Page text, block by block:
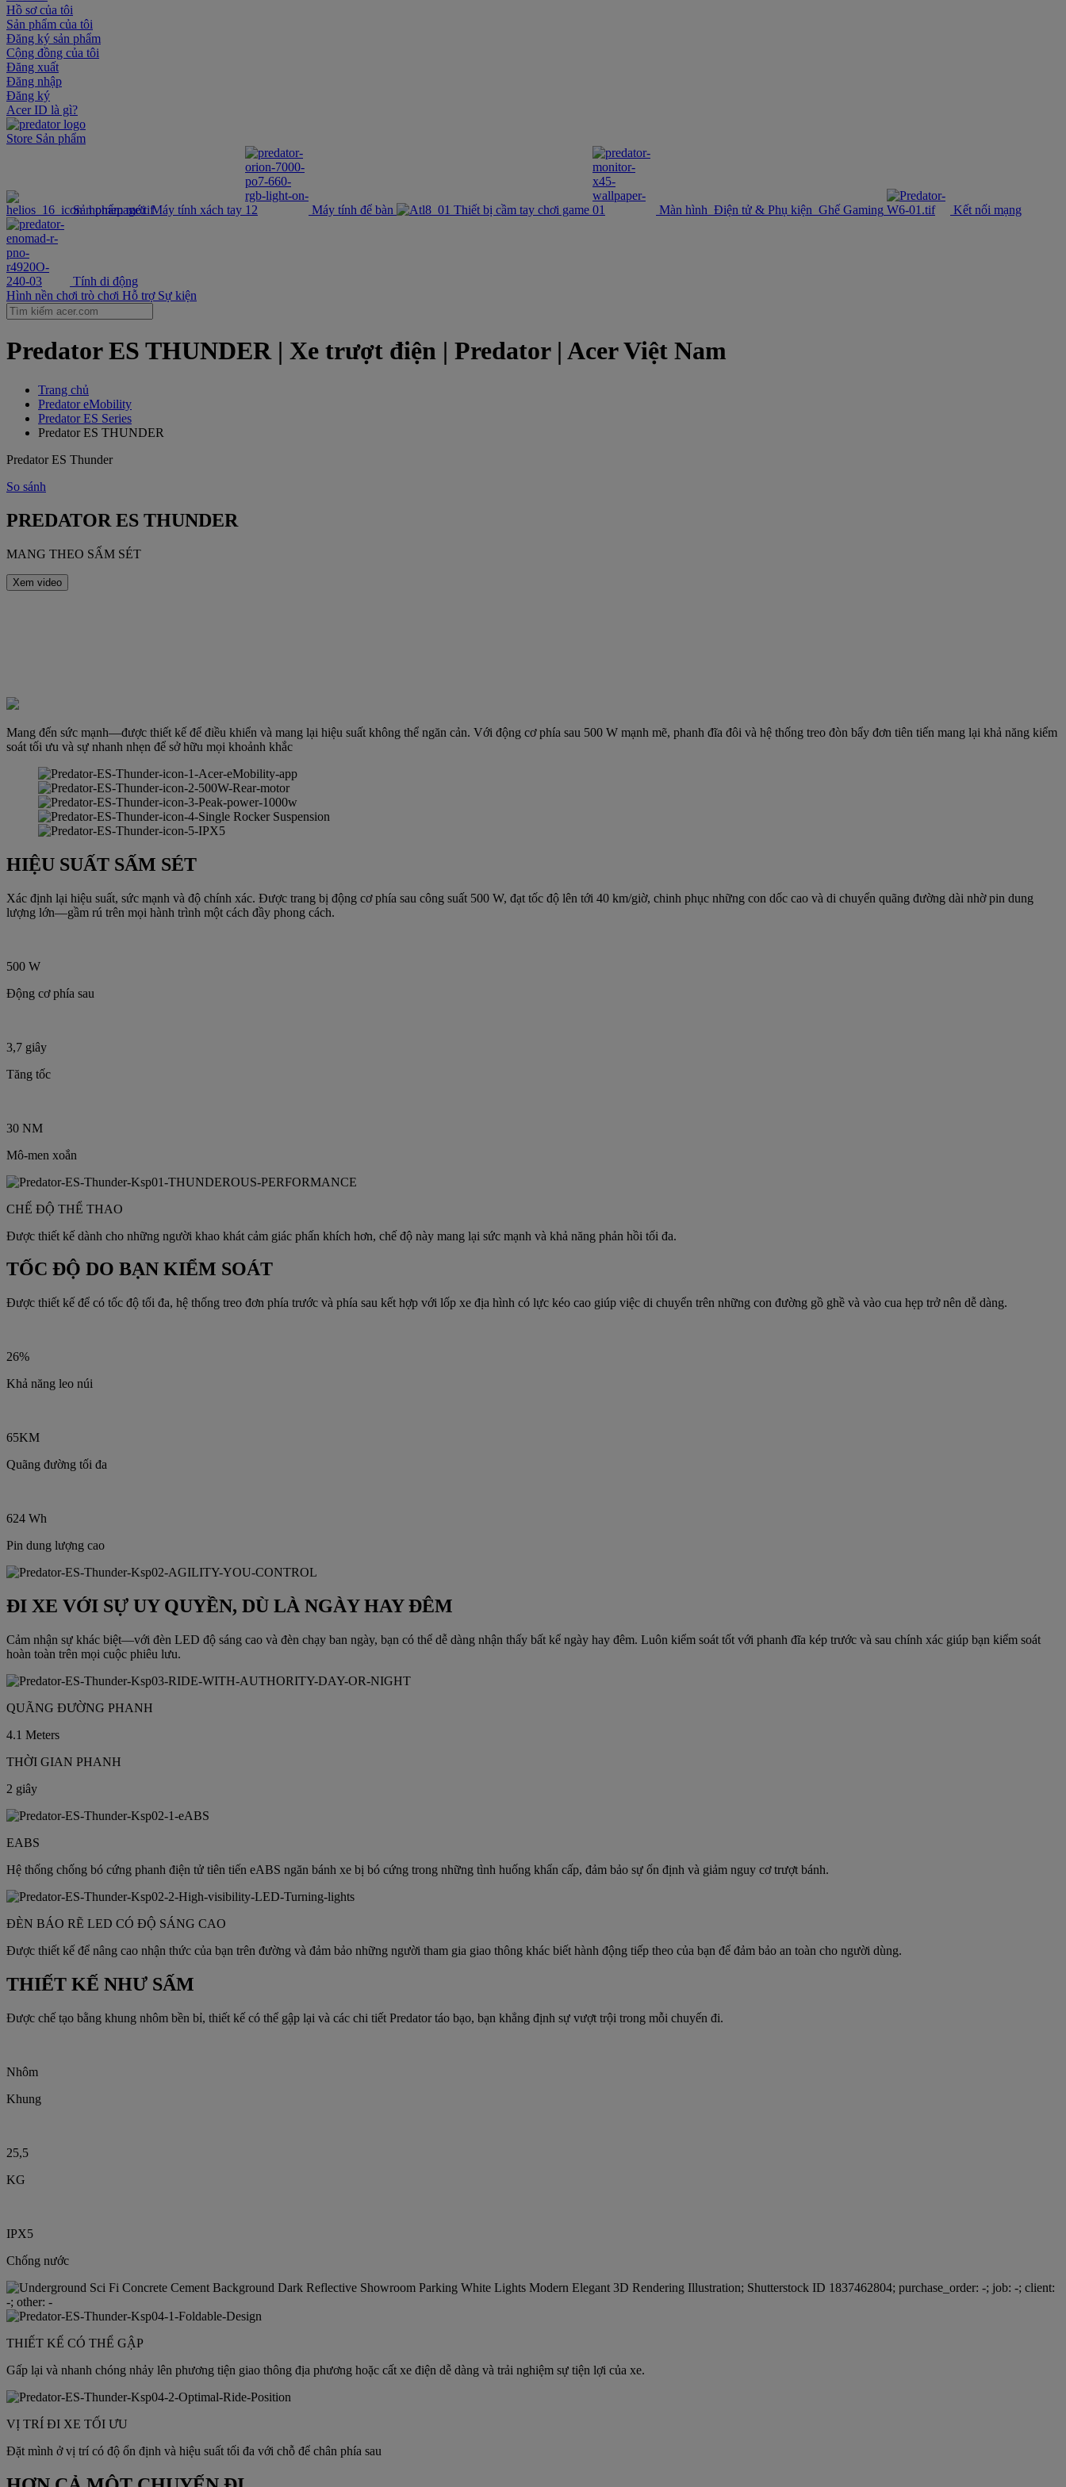
Hồ sơ của tôi
Sản phẩm của tôi
Đăng ký sản phẩm
Cộng đồng của tôi
Đăng xuất
Đăng nhập
Đăng ký
Acer ID là gì?
Store Sản phẩm
Sản phẩm mới Máy tính xách tay Máy tính để bàn Thiết bị cầm tay chơi game Màn hình Điện tử & Phụ kiện Ghế Gaming Kết nối mạng
Tính di động
Hình nền chơi trò chơi Hỗ trợ Sự kiện
Predator ES THUNDER | Xe trượt điện | Predator | Acer Việt Nam
Trang chủ
‌Predator eMobility
Predator ES Series
Predator ES THUNDER
Predator ES Thunder
So sánh
PREDATOR ES THUNDER
MANG THEO SẤM SÉT
Xem video
Mang đến sức mạnh—được thiết kế để điều khiển và mang lại hiệu suất không thể ngăn cản. Với động cơ phía sau 500 W mạnh mẽ, phanh đĩa đôi và hệ thống treo đòn bẩy đơn tiên tiến mang lại khả năng kiểm
soát tối ưu và sự nhanh nhẹn để sở hữu mọi khoảnh khắc
HIỆU SUẤT SẤM SÉT
Xác định lại hiệu suất, sức mạnh và độ chính xác. Được trang bị động cơ phía sau công suất 500 W, đạt tốc độ lên tới 40 km/giờ, chinh phục những con dốc cao và di chuyển quãng đường dài nhờ pin dung
lượng lớn—gầm rú trên mọi hành trình một cách đầy phong cách.
500 W
Động cơ phía sau
3,7 giây
Tăng tốc
30 NM
Mô-men xoắn
CHẾ ĐỘ THỂ THAO
Được thiết kế dành cho những người khao khát cảm giác phấn khích hơn, chế độ này mang lại sức mạnh và khả năng phản hồi tối đa.
TỐC ĐỘ DO BẠN KIỂM SOÁT
Được thiết kế để có tốc độ tối đa, hệ thống treo đơn phía trước và phía sau kết hợp với lốp xe địa hình có lực kéo cao giúp việc di chuyển trên những con đường gồ ghề và vào cua hẹp trở nên dễ dàng.
26%
Khả năng leo núi
65KM
Quãng đường tối đa
624 Wh
Pin dung lượng cao
ĐI XE VỚI SỰ UY QUYỀN, DÙ LÀ NGÀY HAY ĐÊM
Cảm nhận sự khác biệt—với đèn LED độ sáng cao và đèn chạy ban ngày, bạn có thể dễ dàng nhận thấy bất kể ngày hay đêm. Luôn kiểm soát tốt với phanh đĩa kép trước và sau chính xác giúp bạn kiểm soát
hoàn toàn trên mọi cuộc phiêu lưu.
QUÃNG ĐƯỜNG PHANH
4.1 Meters
THỜI GIAN PHANH
2 giây
EABS
Hệ thống chống bó cứng phanh điện tử tiên tiến eABS ngăn bánh xe bị bó cứng trong những tình huống khẩn cấp, đảm bảo sự ổn định và giảm nguy cơ trượt bánh.
ĐÈN BÁO RẼ LED CÓ ĐỘ SÁNG CAO
Được thiết kế để nâng cao nhận thức của bạn trên đường và đảm bảo những người tham gia giao thông khác biết hành động tiếp theo của bạn để đảm bảo an toàn cho người dùng.
THIẾT KẾ NHƯ SẤM
Được chế tạo bằng khung nhôm bền bỉ, thiết kế có thể gập lại và các chi tiết Predator táo bạo, bạn khẳng định sự vượt trội trong mỗi chuyến đi.
Nhôm
Khung
25,5
KG
IPX5
Chống nước
THIẾT KẾ CÓ THỂ GẬP
Gấp lại và nhanh chóng nhảy lên phương tiện giao thông địa phương hoặc cất xe điện dễ dàng và trải nghiệm sự tiện lợi của xe.
VỊ TRÍ ĐI XE TỐI ƯU
Đặt mình ở vị trí có độ ổn định và hiệu suất tối đa với chỗ để chân phía sau